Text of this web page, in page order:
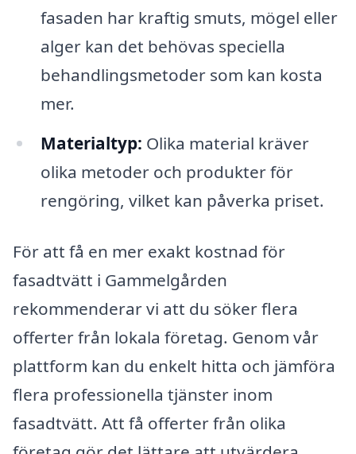
fasaden har kraftig smuts, mögel eller
alger kan det behövas speciella
behandlingsmetoder som kan kosta
mer.
Materialtyp: Olika material kräver
olika metoder och produkter för
rengöring, vilket kan påverka priset.
För att få en mer exakt kostnad för
fasadtvätt i Gammelgården
rekommenderar vi att du söker flera
offerter från lokala företag. Genom vår
plattform kan du enkelt hitta och jämföra
flera professionella tjänster inom
fasadtvätt. Att få offerter från olika